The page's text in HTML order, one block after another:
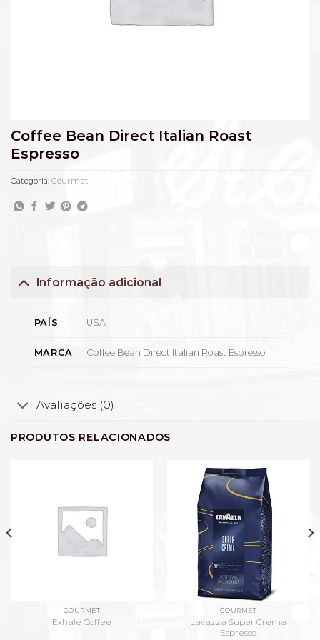
Coffee Bean Direct Italian Roast
Espresso
Categoria: Gourmet
Informação adicional
PAÍS USA
MARCA Coffee Bean Direct Italian Roast Espresso
Avaliações (0)
PRODUTOS RELACIONADOS
GOURMET
Exhale Coffee
GOURMET
Lavazza Super Crema
Espresso